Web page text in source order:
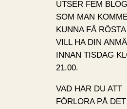
UTSER FEM
SOM MAN
KUNNAFÅ
VILLHA DIN
INNAN TISDAG
21.00.
VAD HAR DUATT
FÖRLORA PÅ DET